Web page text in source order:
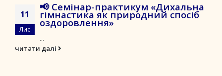
11
Лис
📢 Семінар-практикум «Дихальна
гімнастика як природний спосіб
оздоровлення»
...
читати далі